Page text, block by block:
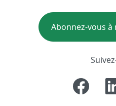
Abonnez-vous